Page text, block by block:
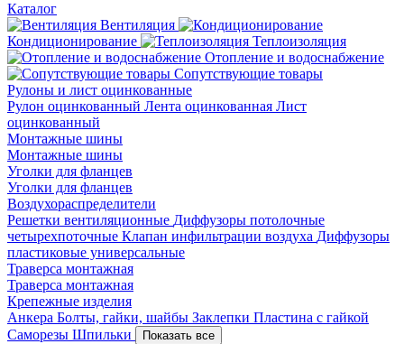
Каталог
Вентиляция
Кондиционирование
Теплоизоляция
Отопление и водоснабжение
Сопутствующие товары
Рулоны и лист оцинкованные
Рулон оцинкованный Лента оцинкованная Лист
оцинкованный
Монтажные шины
Монтажные шины
Уголки для фланцев
Уголки для фланцев
Воздухораспределители
Решетки вентиляционные Диффузоры потолочные
четырехпоточные Клапан инфильтрации воздуха Диффузоры
пластиковые универсальные
Траверса монтажная
Траверса монтажная
Крепежные изделия
Анкера Болты, гайки, шайбы Заклепки Пластина с гайкой
Саморезы Шпильки Показать все